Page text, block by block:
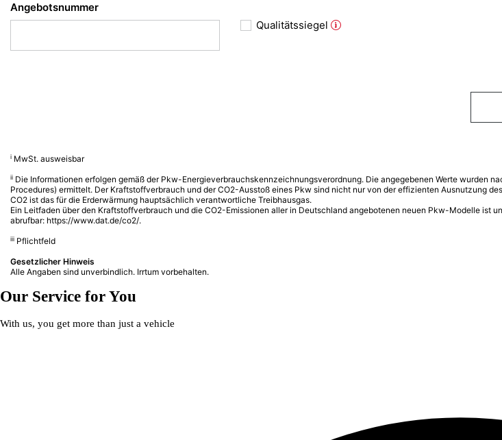
Angebotsnummer
Qualitätssiegel
i MwSt. ausweisbar
ii Die Informationen erfolgen gemäß der Pkw-Energieverbrauchskennzeichnungsverordnung. Die angegebenen Werte wurden
Procedures) ermittelt. Der Kraftstoffverbrauch und der CO2-Ausstoß eines Pkw sind nicht nur von der effizienten Ausnutzung
CO2 ist das für die Erderwärmung hauptsächlich verantwortliche Treibhausgas.
Ein Leitfaden über den Kraftstoffverbrauch und die CO2-Emissionen aller in Deutschland angebotenen neuen Pkw-Modelle ist
abrufbar: https://www.dat.de/co2/.
iii Pflichtfeld
Gesetzlicher Hinweis
Alle Angaben sind unverbindlich. Irrtum vorbehalten.
Our Service for You
With us, you get more than just a vehicle